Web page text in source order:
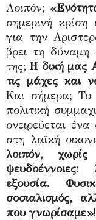
Λοιπόν;
σημερινή κρίση
για την
βρει τη δύναμη
της;Η δική μας
τις μάχες και
Και σήμερα; Το
πολιτική
ονειρεύεται
στη λαϊκή
λοιπόν,
εξουσία.
σοσιαλισμός,
που γνωρίσαμε»!